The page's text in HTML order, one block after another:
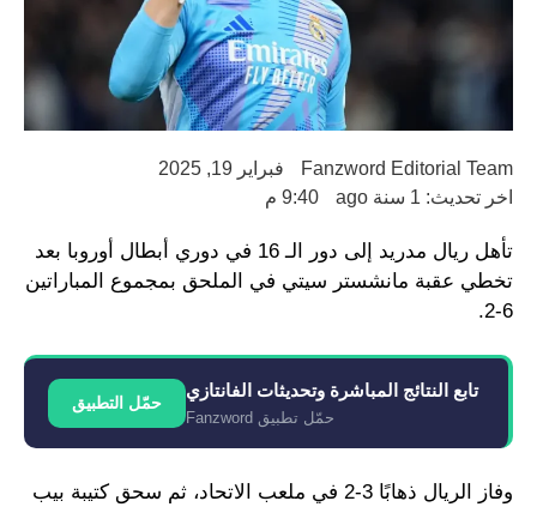
Fanzword Editorial Team
فبراير 19, 2025
اخر تحديث: 1 سنة ago
9:40 م
تأهل ريال مدريد إلى دور الـ 16 في دوري أبطال أوروبا بعد
تخطي عقبة مانشستر سيتي في الملحق بمجموع المباراتين
6-2.
تابع النتائج المباشرة وتحديثات الفانتازي
حمّل تطبيق Fanzword
حمّل التطبيق
وفاز الريال ذهابًا 3-2 في ملعب الاتحاد، ثم سحق كتيبة بيب